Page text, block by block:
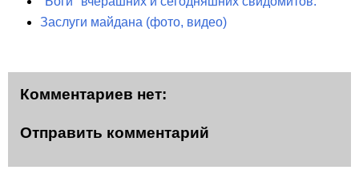
Заслуги майдана (фото, видео)
Комментариев нет:
Отправить комментарий